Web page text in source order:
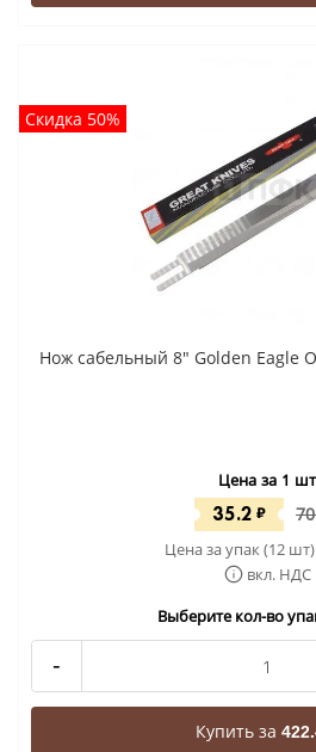
Скидка 50%
Нож сабельный 8" Golden Eagle
Цена за 1 шт
35.2 ₽
Цена за упак (12
вкл. НДС
Выберите кол-во
-
Купить за